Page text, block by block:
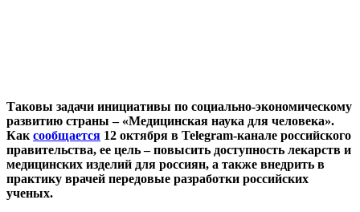
Таковы задачи инициативы по социально-экономическому
развитию страны – «Медицинская наука для человека».
Как сообщается 12 октября в Telegram-канале российского
правительства, ее цель – повысить доступность лекарств и
медицинских изделий для россиян, а также внедрить в
практику врачей передовые разработки российских
ученых.